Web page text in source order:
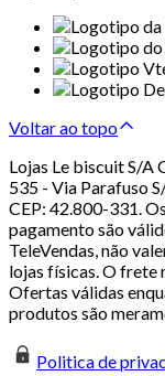
Voltar ao topo
Lojas Le biscuit S/A
535 - Via Parafuso
CEP: 42.800-331.
pagamento são
TeleVendas, não
lojas físicas. O frete
Ofertas válidas
produtos são
Politica de